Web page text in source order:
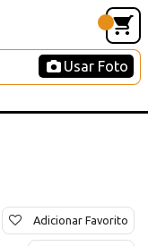
Usar Foto
Adicionar Favorito